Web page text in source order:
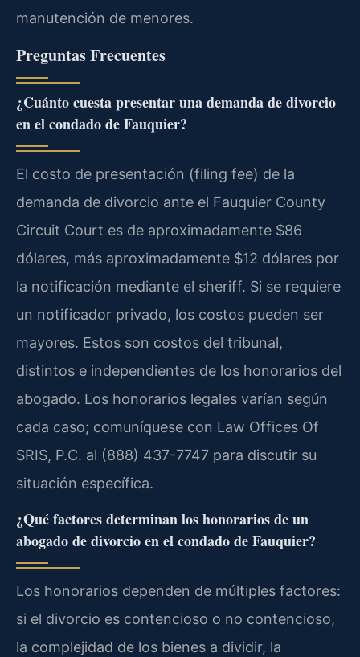
manutención de menores.
Preguntas Frecuentes
¿Cuánto cuesta presentar una demanda de divorcio
en el condado de Fauquier?
El costo de presentación (filing fee) de la
demanda de divorcio ante el Fauquier County
Circuit Court es de aproximadamente $86
dólares, más aproximadamente $12 dólares por
la notificación mediante el sheriff. Si se requiere
un notificador privado, los costos pueden ser
mayores. Estos son costos del tribunal,
distintos e independientes de los honorarios del
abogado. Los honorarios legales varían según
cada caso; comuníquese con Law Offices Of
SRIS, P.C. al (888) 437-7747 para discutir su
situación específica.
¿Qué factores determinan los honorarios de un
abogado de divorcio en el condado de Fauquier?
Los honorarios dependen de múltiples factores:
si el divorcio es contencioso o no contencioso,
la complejidad de los bienes a dividir, la